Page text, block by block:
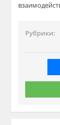
Рубрики: